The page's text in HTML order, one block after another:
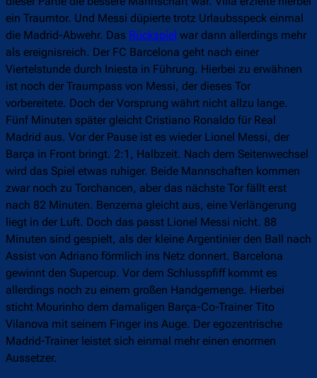
ein Traumtor. Und Messi düpierte trotz Urlaubsspeck einmal
die Madrid-Abwehr. Das Rückspiel war dann allerdings mehr
als ereignisreich. Der FC Barcelona geht nach einer
Viertelstunde durch Iniesta in Führung. Hierbei zu erwähnen
ist noch der Traumpass von Messi, der dieses Tor
vorbereitete. Doch der Vorsprung währt nicht allzu lange.
Fünf Minuten später gleicht Cristiano Ronaldo für Real
Madrid aus. Vor der Pause ist es wieder Lionel Messi, der
Barça in Front bringt. 2:1, Halbzeit. Nach dem Seitenwechsel
wird das Spiel etwas ruhiger. Beide Mannschaften kommen
zwar noch zu Torchancen, aber das nächste Tor fällt erst
nach 82 Minuten. Benzema gleicht aus, eine Verlängerung
liegt in der Luft. Doch das passt Lionel Messi nicht. 88
Minuten sind gespielt, als der kleine Argentinier den Ball nach
Assist von Adriano förmlich ins Netz donnert. Barcelona
gewinnt den Supercup. Vor dem Schlusspfiff kommt es
allerdings noch zu einem großen Handgemenge. Hierbei
sticht Mourinho dem damaligen Barça-Co-Trainer Tito
Vilanova mit seinem Finger ins Auge. Der egozentrische
Madrid-Trainer leistet sich einmal mehr einen enormen
Aussetzer.